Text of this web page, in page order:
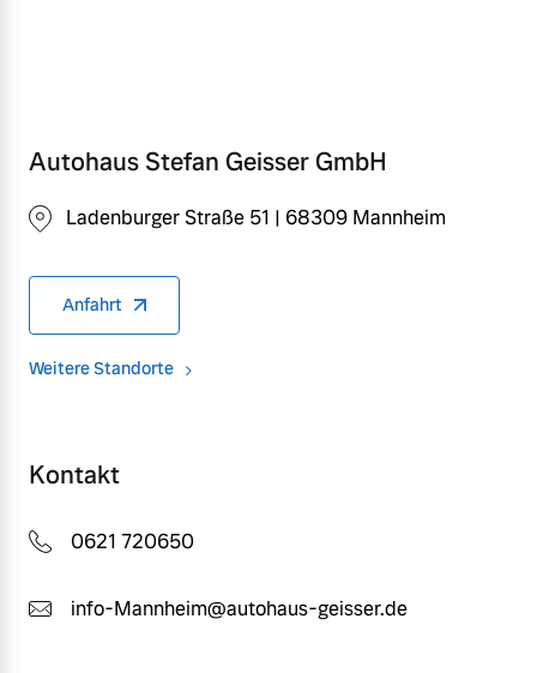
Autohaus Stefan Geisser GmbH
Ladenburger Straße 51 | 68309 Mannheim
Anfahrt
Weitere Standorte
Kontakt
0621 720650
info-Mannheim@autohaus-geisser.de